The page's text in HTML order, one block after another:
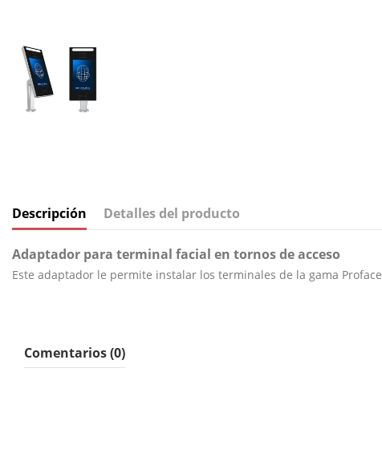
Descripción Detalles del producto
Adaptador para terminal facial en tornos de acceso
Este adaptador le permite instalar los terminales de la gama Proface
Comentarios (0)